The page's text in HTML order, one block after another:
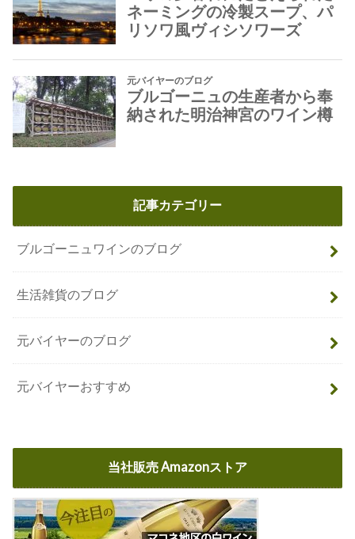
記事カテゴリー
ブルゴーニュワインのブログ
生活雑貨のブログ
元バイヤーのブログ
元バイヤーおすすめ
当社販売 Amazonストア